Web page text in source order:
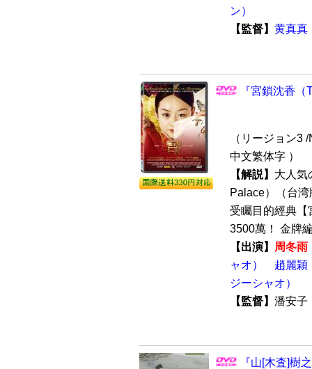
ン）
【監督】 黄真真
『宮鎖沈香
（リージョン3
中文繁体字 ）
【解説】 大人気
Palace）（台
受矚目的經典【
3500萬！ 金牌
【出演】
周冬雨
ャオ）
趙麗穎
ジーシャオ）
【監督】 潘安
『山[木査]樹